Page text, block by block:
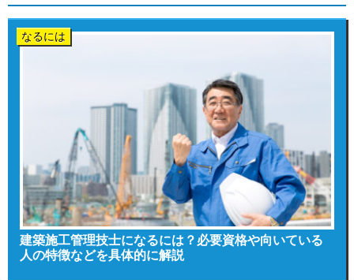
なるには
建築施工管理技士になるには？必要資格や向いている
人の特徴などを具体的に解説